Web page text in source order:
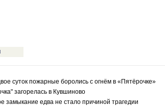
суток пожарные боролись с огнём в «Пятёрочке»
загорелась в Кувшиново
замыкание едва не стало причиной трагедии